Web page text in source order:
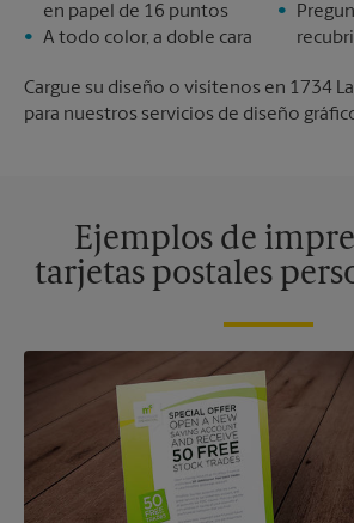
en papel de 16 puntos
A todo color, a doble cara
Cargue su diseño o visítenos en 1734
para nuestros servicios de diseño
Ejemplos de
tarjetas postales